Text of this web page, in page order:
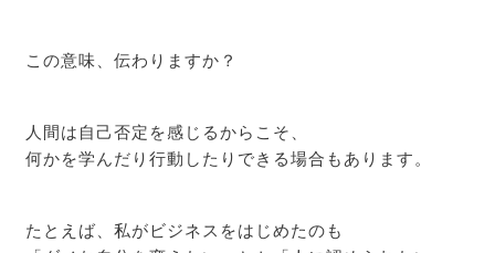
この意味、伝わりますか？
人間は自己否定を感じるからこそ、
何かを学んだり行動したりできる場合もあります。
たとえば、私がビジネスをはじめたのも